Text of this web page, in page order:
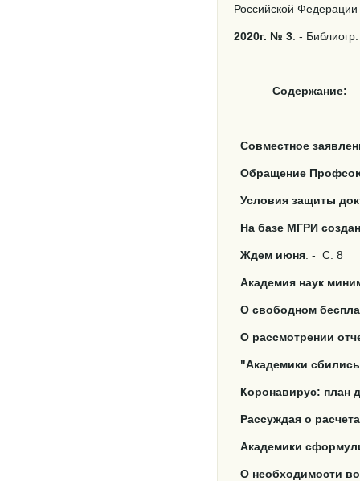
Российской
2020г. № 3 . -
Содержание:
Совместное
Обращение
Условия защиты
На базе МГРИ
Ждем июня . - С. 8
Академия наук
О свободном
О рассмотрении
"Академики
Коронавирус: план
Рассуждая о
Академики
О необходимости